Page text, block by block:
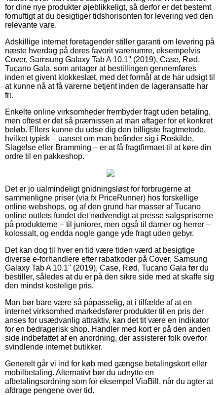
for dine nye produkter øjeblikkeligt, så derfor er det bestemt
fornuftigt at du besigtiger tidshorisonten for levering ved den
relevante vare.
Adskillige internet foretagender stiller garanti om levering på
næste hverdag på deres favorit varenumre, eksempelvis
Cover, Samsung Galaxy Tab A 10.1'' (2019), Case, Rød,
Tucano Gala, som antager at bestillingen gennemføres
inden et givent klokkeslæt, med det formål at de har udsigt til
at kunne nå at få varerne betjent inden de lageransatte har
fri.
Enkelte online virksomheder frembyder fragt uden betaling,
men oftest er det så præmissen at man aftager for et konkret
beløb. Ellers kunne du udse dig den billigste fragtmetode,
hvilket typisk – uanset om man befinder sig i Roskilde,
Slagelse eller Bramming – er at få fragtfirmaet til at køre din
ordre til en pakkeshop.
Det er jo ualmindeligt gnidningsløst for forbrugerne at
sammenligne priser (via fx PriceRunner) hos forskellige
online webshops, og af den grund har masser af Tucano
online outlets fundet det nødvendigt at presse salgspriserne
på produkterne – til juniorer, men også til damer og herrer –
kolossalt, og endda nogle gange yde fragt uden gebyr.
Det kan dog til hver en tid være tiden værd at besigtige
diverse e-forhandlere efter rabatkoder på Cover, Samsung
Galaxy Tab A 10.1'' (2019), Case, Rød, Tucano Gala før du
bestiller, således at du er på den sikre side med at skaffe sig
den mindst kostelige pris.
Man bør bare være så påpasselig, at i tilfælde af at en
internet virksomhed markedsfører produkter til en pris der
anses for usædvanlig attraktiv, kan det tit være en indikator
for en bedragerisk shop. Handler med kort er på den anden
side indbefattet af en anordning, der assisterer folk overfor
svindlende internet butikker.
Generelt går vi ind for køb med gængse betalingskort eller
mobilbetaling. Alternativt bør du udnytte en
afbetalingsordning som for eksempel ViaBill, når du agter at
afdrage pengene over tid.